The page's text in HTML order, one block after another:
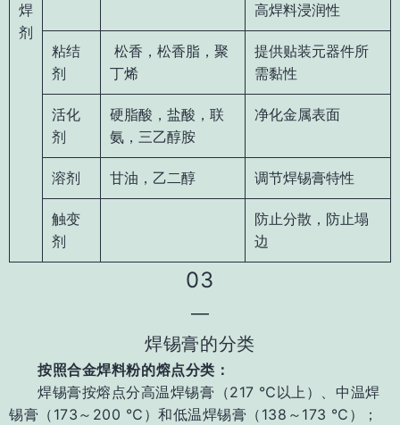
焊
剂
高焊料浸润性
粘结
剂
松香，松香脂，聚
丁烯
提供贴装元器件所
需黏性
活化
剂
硬脂酸，盐酸，联
氨，三乙醇胺
净化金属表面
溶剂 甘油，乙二醇 调节焊锡膏特性
触变
剂
防止分散，防止塌
边
03
—
焊锡膏的分类
按照合金焊料粉的熔点分类：
焊锡膏按熔点分高温焊锡膏（217 ℃以上）、中温焊
锡膏（173～200 ℃）和低温焊锡膏 （138～173 ℃）；